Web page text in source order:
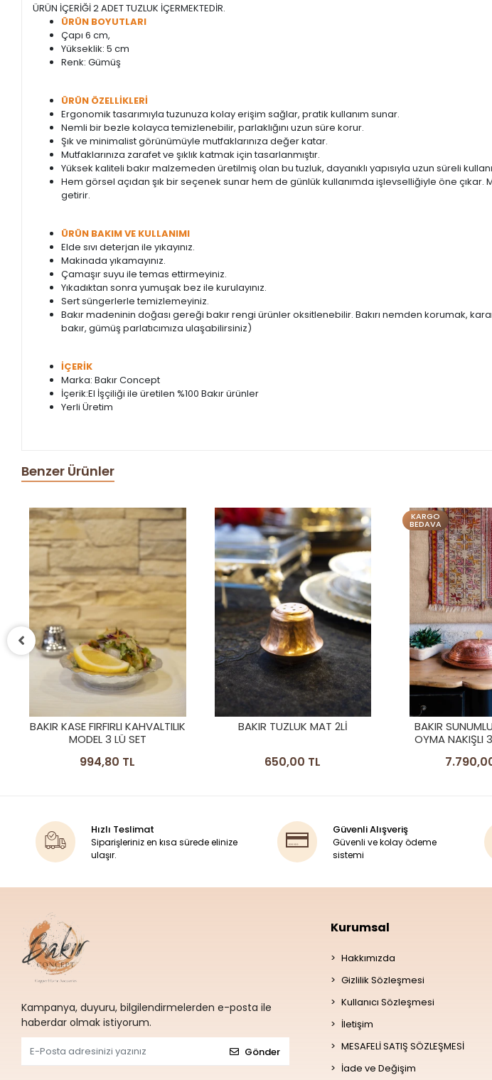
ÜRÜN İÇERİĞİ 2 ADET TUZLUK İÇERMEKTEDİR.
ÜRÜN BOYUTLARI
Çapı 6 cm,
Yükseklik: 5 cm
Renk: Gümüş
ÜRÜN ÖZELLİKLERİ
Ergonomik tasarımıyla tuzunuza kolay erişim sağlar, pratik kullanım sunar.
Nemli bir bezle kolayca temizlenebilir, parlaklığını uzun süre korur.
Şık ve minimalist görünümüyle mutfaklarınıza değer katar.
Mutfaklarınıza zarafet ve şıklık katmak için tasarlanmıştır.
Yüksek kaliteli bakır malzemeden üretilmiş olan bu tuzluk, dayanıklı yapısıyla uzun süreli
Hem görsel açıdan şık bir seçenek sunar hem de günlük kullanımda işlevselliğiyle öne çıkar.
getirir.
ÜRÜN BAKIM VE KULLANIMI
Elde sıvı deterjan ile yıkayınız.
Makinada yıkamayınız.
Çamaşır suyu ile temas ettirmeyiniz.
Yıkadıktan sonra yumuşak bez ile kurulayınız.
Sert süngerlerle temizlemeyiniz.
Bakır madeninin doğası gereği bakır rengi ürünler oksitlenebilir. Bakırı nemden korumak,
bakır, gümüş parlatıcımıza ulaşabilirsiniz)
İÇERİK
Marka: Bakır Concept
İçerik:El İşçiliği ile üretilen %100 Bakır ürünler
Yerli Üretim
Benzer Ürünler
BAKIR TUZLUK MAT 2Lİ
650,00 TL
KARGO
BEDAVA
BAKIR SUNUMLUK KAPAKLI
7.790,00 TL
KARGO
BEDAVA
BAKIR
OYMA
Hızlı Teslimat
Siparişleriniz en kısa sürede elinize
ulaşır.
Güvenli Alışveriş
Güvenli ve kolay ödeme
sistemi
Kampanya, duyuru, bilgilendirmelerden e-posta ile
haberdar olmak istiyorum.
Gönder
Kurumsal
Hakkımızda
Gizlilik Sözleşmesi
Kullanıcı Sözleşmesi
İletişim
MESAFELİ SATIŞ SÖZLEŞMESİ
İade ve Değişim